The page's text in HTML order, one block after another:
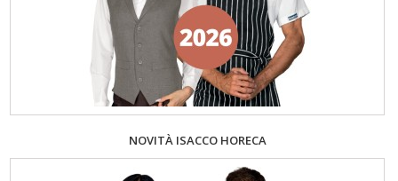
NOVITÀ ISACCO HORECA